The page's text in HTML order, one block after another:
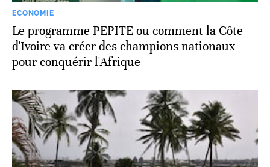
ECONOMIE
Le programme PEPITE ou comment la Côte
d'Ivoire va créer des champions nationaux
pour conquérir l'Afrique